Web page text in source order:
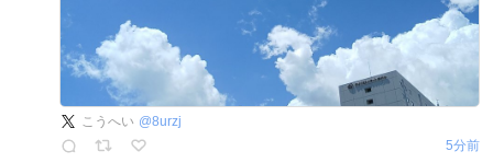
こうへい @8urzj
5分前